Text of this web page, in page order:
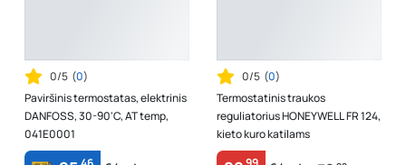
0/5 (0)
Paviršinis termostatas, elektrinis
DANFOSS, 30-90'C, AT temp,
041E0001
0/5 (0)
Termostatinis traukos
reguliatorius HONEYWELL FR 124,
kieto kuro katilams